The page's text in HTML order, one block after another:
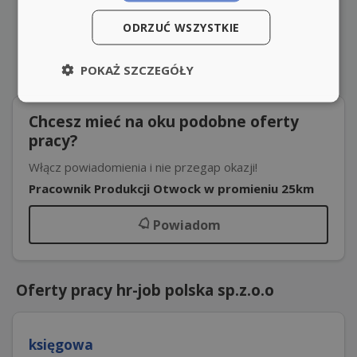
Chcesz mieć na oku podobne oferty
pracy?
Włącz powiadomienia i nie przegap okazji!
Pracownik Produkcji Otwock w promieniu 25km
Powiadom
Oferty pracy hr-job polska sp.z.o.o
księgowa
ODRZUĆ WSZYSTKIE
POKAŻ SZCZEGÓŁY